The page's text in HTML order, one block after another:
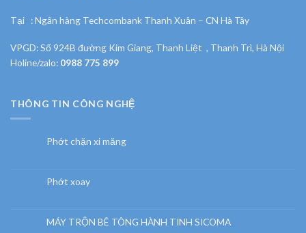
Tại : Ngân hàng Techcombank Thanh Xuân – CN Hà Tây
VPGD: Số 924B đường Kim Giang, Thanh Liệt , Thanh Trì, Hà Nội
Holine/zalo: 0988 775 899
THÔNG TIN CÔNG NGHỆ
Phớt chặn xi măng
Phớt xoay
MÁY TRỘN BÊ TÔNG HÀNH TINH SICOMA